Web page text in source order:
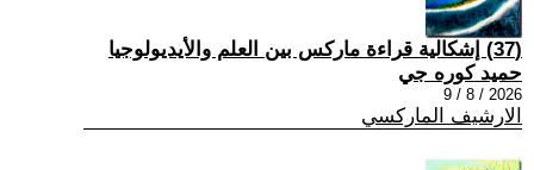
(37) إشكالية قراءة ماركس بين العلم والأيديولوجيا
حميد كوره جي
2026 / 8 / 9
الارشيف الماركسي